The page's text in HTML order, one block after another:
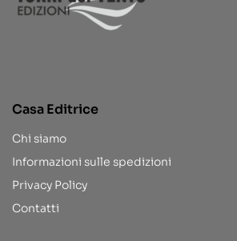
Casa Editrice
Chi siamo
Informazioni sulle spedizioni
Privacy Policy
Contatti